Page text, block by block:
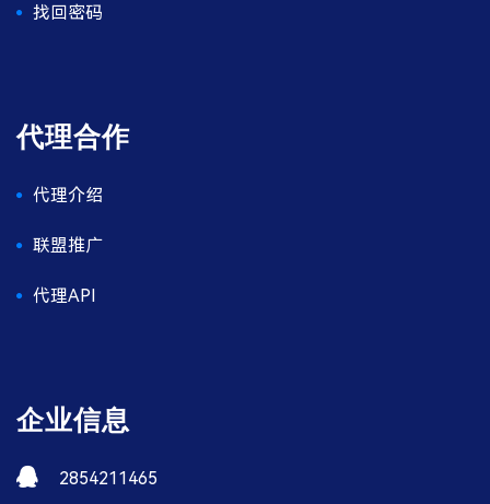
找回密码
代理合作
代理介绍
联盟推广
代理API
企业信息
2854211465